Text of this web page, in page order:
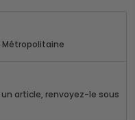
Métropolitaine
article, renvoyez-le sous